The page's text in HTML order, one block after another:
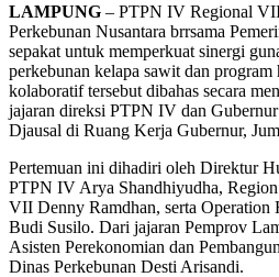
LAMPUNG – PTPN IV Regional
Perkebunan Nusantara brrsama
sepakat untuk memperkuat sinergi
perkebunan kelapa sawit dan
kolaboratif tersebut dibahas secara
jajaran direksi PTPN IV dan
Djausal di Ruang Kerja Gubernur,
Pertemuan ini dihadiri oleh Direktur
PTPN IV Arya Shandhiyudha,
VII Denny Ramdhan, serta
Budi Susilo. Dari jajaran Pemprov
Asisten Perekonomian dan
Dinas Perkebunan Desti Arisandi.